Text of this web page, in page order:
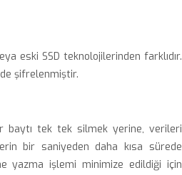
eski SSD teknolojilerinden farklıdır.
şifrelenmiştir.
baytı tek tek silmek yerine, verileri
bir saniyeden daha kısa sürede
yazma işlemi minimize edildiği için